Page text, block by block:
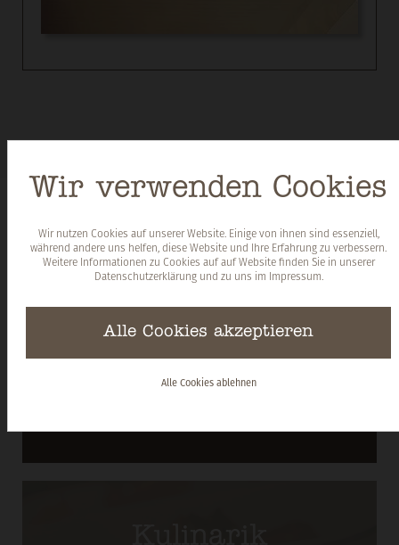
Wir verwenden Cookies
Wir nutzen Cookies auf unserer Website. Einige von ihnen sind essenziell,
während andere uns helfen, diese Website und Ihre Erfahrung zu verbessern.
Weitere Informationen zu Cookies auf auf Website finden Sie in unserer
Datenschutzerklärungund zu uns im Impressum.
Alle Cookies akzeptieren
Alle Cookies ablehnen